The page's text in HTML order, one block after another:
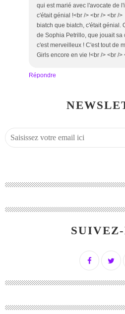
qui est marié avec l'avocate de
c'était génial !<br /> <br /> <br /
biatch que biatch, c'était génial.
de Sophia Petrillo, que jouait sa
c'est merveilleux ! C'est tout de
Girls encore en vie !<br /> <br />
Répondre